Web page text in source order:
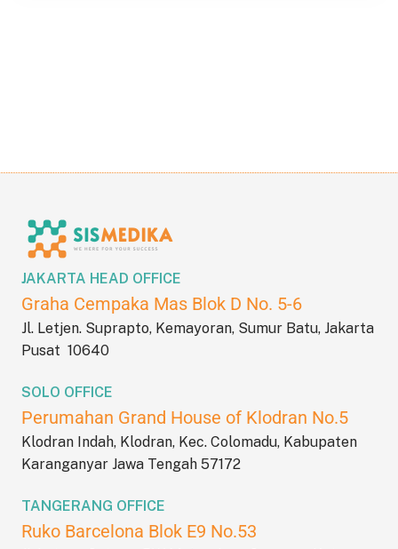
JAKARTA HEAD OFFICE
Graha Cempaka Mas Blok D No. 5-6
Jl. Letjen. Suprapto, Kemayoran, Sumur Batu, Jakarta
Pusat 10640
SOLO OFFICE
Perumahan Grand House of Klodran No.5
Klodran Indah, Klodran, Kec. Colomadu, Kabupaten
Karanganyar Jawa Tengah 57172
TANGERANG OFFICE
Ruko Barcelona Blok E9 No.53